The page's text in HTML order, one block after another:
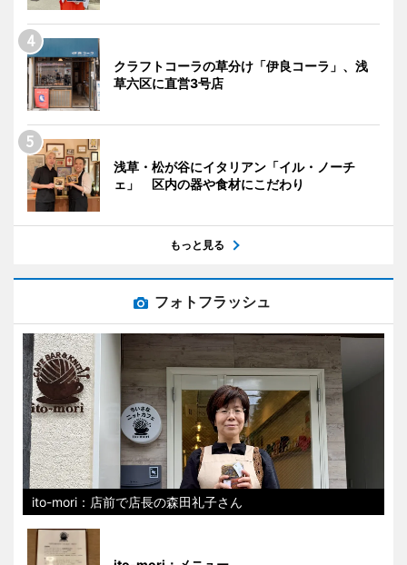
クラフトコーラの草分け「伊良コーラ」、浅
草六区に直営3号店
浅草・松が谷にイタリアン「イル・ノーチ
ェ」 区内の器や食材にこだわり
もっと見る
フォトフラッシュ
ito-mori：店前で店長の森田礼子さん